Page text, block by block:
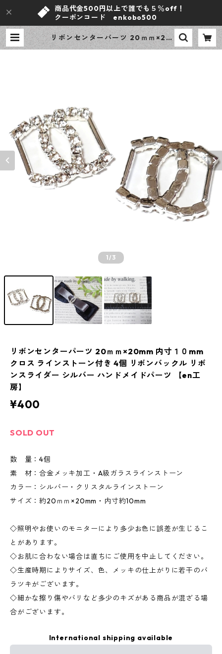
商品代金500円以上で誰でも５％off！
クーポンコード enkobo500
リボンセンターパーツ 20ｍｍ×20
mm 内寸１０mm クロス ラインス
1/3
リボンセンターパーツ 20ｍｍ×20mm 内寸１０mm
クロス ラインストーン付き 4個 リボンバックル リボ
ンスライダー シルバー ハンドメイドパーツ 【en工
房】
¥400
SOLD OUT
数 量：4個
素 材：合金メッキ加工・A級ガラスラインストーン
カラー：シルバー・クリスタルラインストーン
サイズ：約20ｍｍ×20mm・内寸約10mm
◇照明やお使いのモニターにより多少お色に誤差が生じるこ
とがあります。
◇お肌に合わない場合は直ちにご使用を中止してください。
◇生産時期によりサイズ、色、メッキの仕上がりに若干のバ
ラツキがございます。
◇細かな擦り傷やバリなど多少のキズがある商品が混ざる場
合がございます。
International shipping available